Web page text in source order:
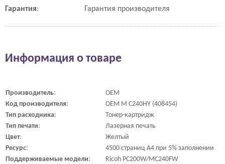
Гарантия: Гарантия производителя
Информация о товаре
Производитель:
OEM
Код производителя:
OEM M C240HY (408454)
Тип расходника:
Тонер-картридж
Тип печати:
Лазерная печать
Цвет:
Желтый
Ресурс:
4500 страниц A4 при 5% заполнении
Поддерживаемые модели:
Ricoh PC200W/MC240FW